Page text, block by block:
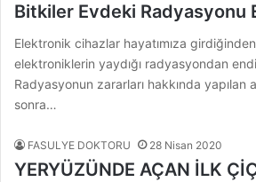
Bitkiler Evdeki Radyasyonu
Elektronik cihazlar hayatımıza
elektroniklerin yaydığı radyasyondan
Radyasyonun zararları hakkında yapılan
sonra…
FASULYE DOKTORU 28 Nisan 2020
YERYÜZÜNDE AÇAN İLK